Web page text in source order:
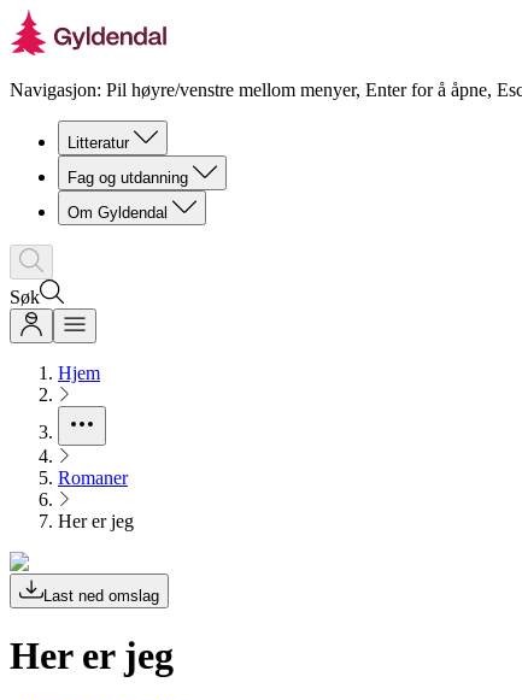
Navigasjon: Pil høyre/venstre mellom menyer, Enter for å åpne,
Litteratur
Fag og utdanning
Om Gyldendal
Søk
Hjem
Romaner
Her er jeg
Last ned omslag
Her er jeg